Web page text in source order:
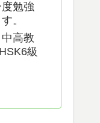
勉強
。
高教
級